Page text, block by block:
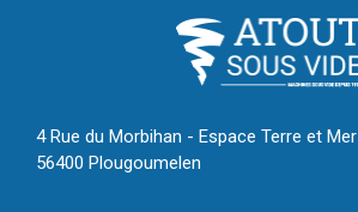
4 Rue du Morbihan - Espace Terre et Mer
56400 Plougoumelen